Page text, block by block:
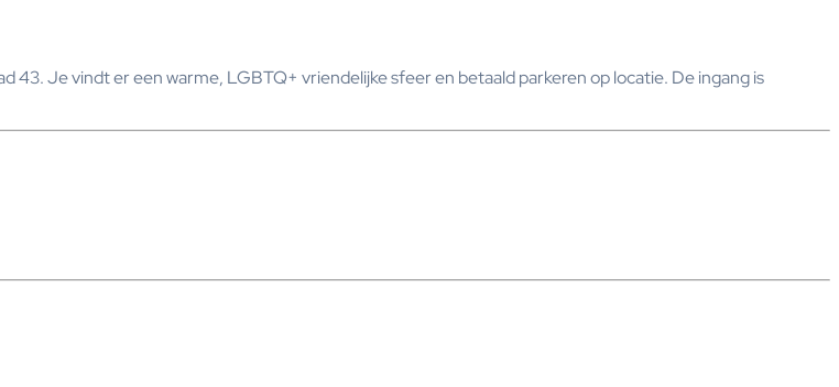
Je vindt er een warme, LGBTQ+ vriendelijke sfeer en betaald parkeren op locatie. De ingang is